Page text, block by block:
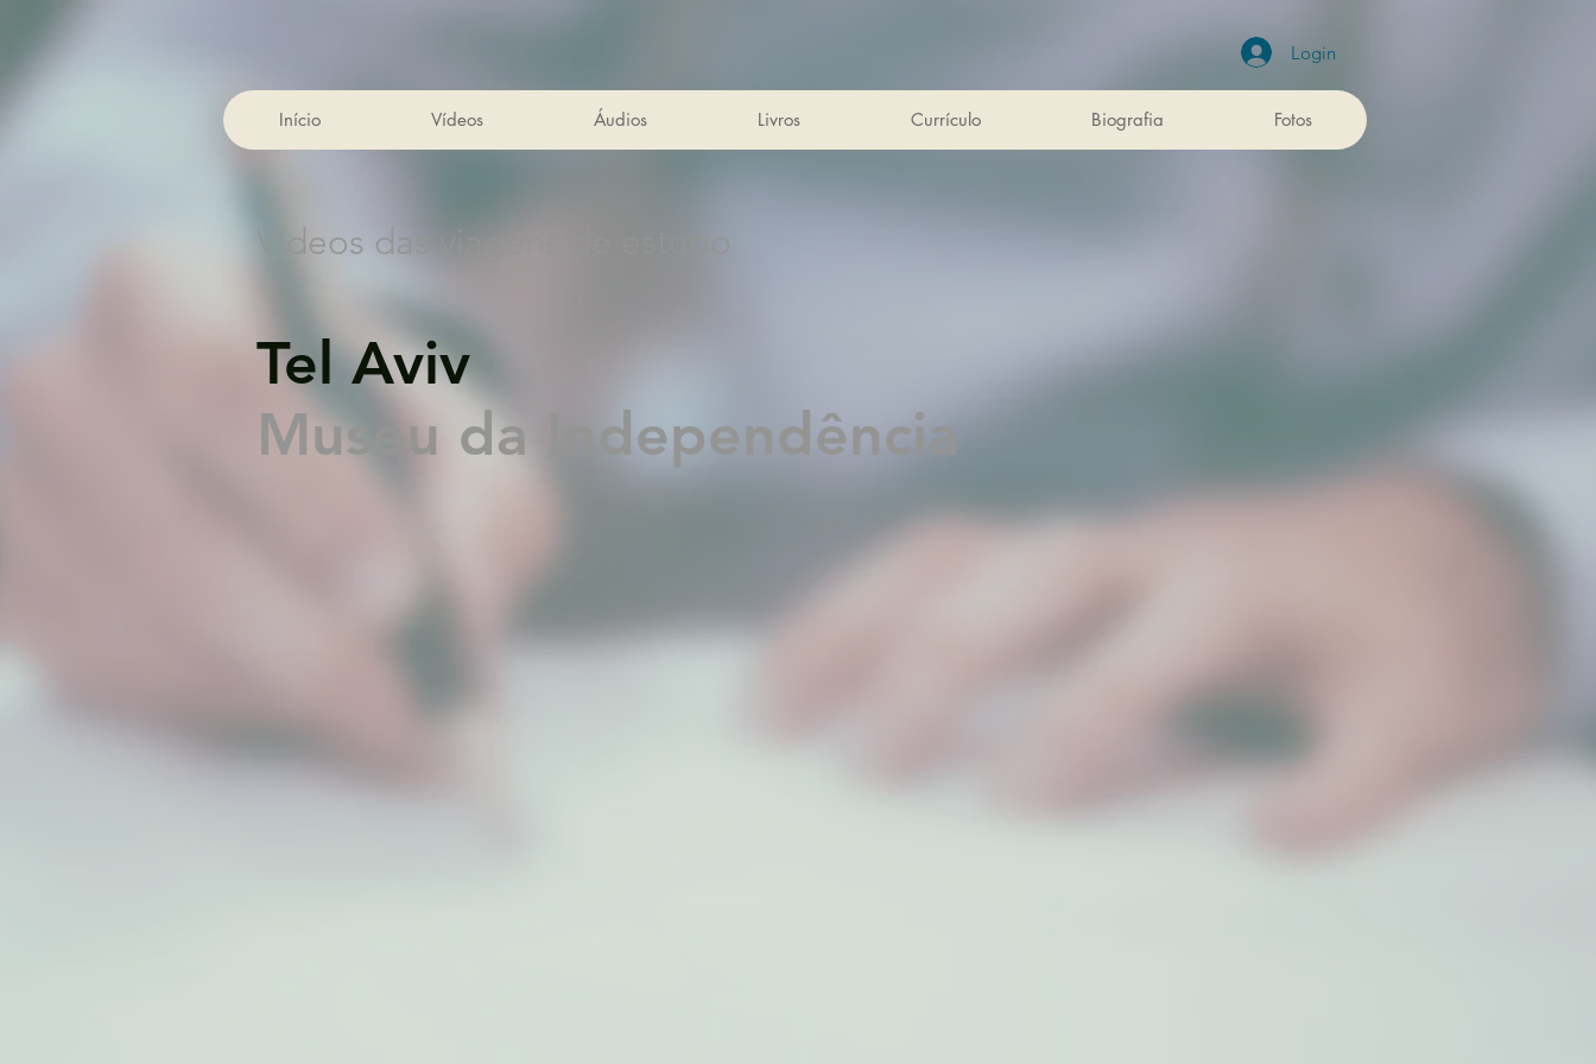
Login
Vídeos das viagens de estudo
Tel Aviv
Museu da Independência
Início Vídeos Áudios Livros Currículo Biografia Fotos